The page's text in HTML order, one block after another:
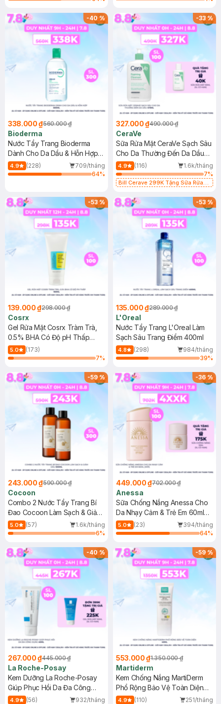
-40%
338.000 ₫560.000 ₫
Bioderma
Nước Tẩy Trang Bioderma
Dành Cho Da Dầu & Hỗn Hợp
500ml
4.9 (228)
709/tháng
64%
-33%
327.000 ₫490.000 ₫
CeraVe
Sữa Rửa Mặt CeraVe Sạch Sâu
Cho Da Thường Đến Da Dầu
473ml
4.9 (116)
1.6k/tháng
7%
Bill Cerave 299K Tặng Sữa Rửa
-53%
139.000 ₫298.000 ₫
Cosrx
Gel Rửa Mặt Cosrx Tràm Trà,
0.5% BHA Có Độ pH Thấp
150ml
5.0
(173)
7%
-53%
135.000 ₫289.000 ₫
L'Oreal
Nước Tẩy Trang L'Oreal Làm
Sạch Sâu Trang Điểm 400ml
4.8 (298)
984/tháng
39%
-59%
243.000 ₫590.000 ₫
Cocoon
Combo 2 Nước Tẩy Trang Bí
Đao Cocoon Làm Sạch & Giảm
Dầu 500ml
5.0 (57)
1.6k/tháng
6%
-36%
449.000 ₫702.000 ₫
Anessa
Sữa Chống Nắng Anessa Cho
Da Nhạy Cảm & Trẻ Em 60ml
(Mới)
5.0 (23)
394/tháng
64%
-40%
267.000 ₫445.000 ₫
La Roche-Posay
Kem Dưỡng La Roche-Posay
Giúp Phục Hồi Da Đa Công
Dụng 40ml
4.9 (56)
932/tháng
-59%
553.000 ₫1.350.000 ₫
Martiderm
Kem Chống Nắng MartiDerm
Phổ Rộng Bảo Vệ Toàn Diện
40ml
4.9 (110)
251/tháng